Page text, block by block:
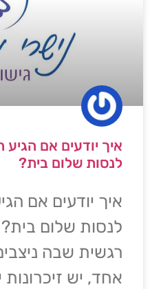
איך יודעים אם
לנסות שלום בית?
איך יודעים אם
לנסות שלום בית?
רגשית שבה
אחד, יש זיכרונות